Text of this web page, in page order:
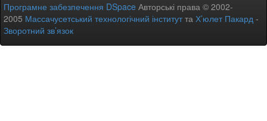
Програмне забезпечення DSpace Авторські права © 2002-
2005 Массачусетський технологічний інститутта Х’юлет Пакард -
Зворотний зв’язок